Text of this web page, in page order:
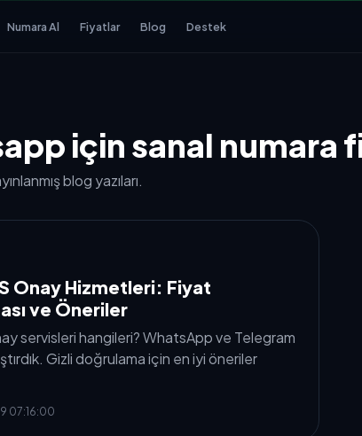
Numara Al Fiyatlar Blog Destek
için sanal numara
blog yazıları.
Onay Hizmetleri: Fiyat
ve Öneriler
servisleri hangileri? WhatsApp ve Telegram
Gizli doğrulama için en iyi öneriler
07:16:00